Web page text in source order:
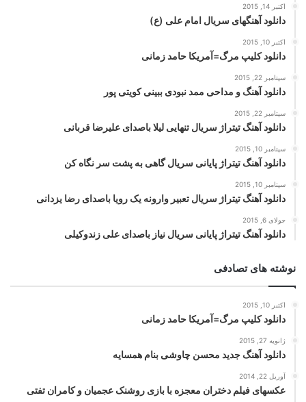
اکتبر 14, 2015
دانلود آهنگهای سریال امام علی (ع)
اکتبر 10, 2015
دانلود کلیپ مرگ=آمریکا حامد زمانی
سپتامبر 22, 2015
دانلود آهنگ و مداحی ممد نبودی ببینی کویتی پور
سپتامبر 22, 2015
دانلود آهنگ تیتراژ سریال تنهایی لیلا باصدای علیرضا قربانی
سپتامبر 10, 2015
دانلود آهنگ تیتراژ پایانی سریال گاهی به پشت سر نگاه کن
سپتامبر 10, 2015
دانلود آهنگ تیتراژ سریال تعبیر وارونه یک رویا باصدای رضا یزدانی
جولای 6, 2015
دانلود آهنگ تیتراژ پایانی سریال نیاز باصدای علی زندوکیلی
نوشته های تصادفی
اکتبر 10, 2015
دانلود کلیپ مرگ=آمریکا حامد زمانی
ژانویه 27, 2015
دانلود آهنگ جدید محسن چاوشی بنام همسایه
آوریل 22, 2014
عکسهای فیلم دختران معجزه با بازی روشنک عجمیان و کامران تفتی